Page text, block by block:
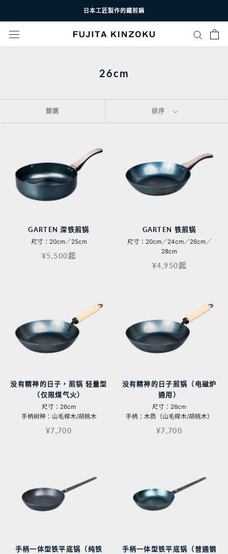
日本工匠製作的鐵煎鍋
26cm
篩選 排序
GARTEN 深铁煎锅
尺寸：20cm／25cm
¥5,500起
GARTEN 铁煎锅
尺寸：20cm／24cm／26cm／
28cm
¥4,950起
没有精神的日子，煎锅 轻量型
（仅限煤气火）
尺寸：26cm
手柄树种：山毛榉木/胡桃木
¥7,700
没有精神的日子煎锅（电磁炉
通用）
尺寸：26cm
手柄：木质（山毛榉木/胡桃木）
¥7,700
手柄一体型铁平底锅（纯铁
手柄一体型铁平底锅（普通钢